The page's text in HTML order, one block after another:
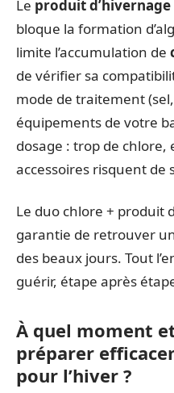
Le produit d’hivernage
bloque la formation
limite l’accumulation de
de vérifier sa
mode de traitement
équipements de votre
dosage : trop de chlore,
accessoires risquent de
Le duo chlore + produit
garantie de retrouver
des beaux jours. Tout
guérir, étape après
À quel moment
préparer
pour l’hiver ?